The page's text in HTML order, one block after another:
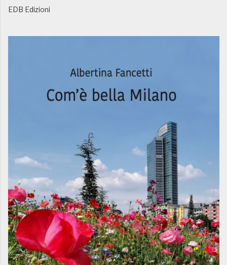
EDB Edizioni